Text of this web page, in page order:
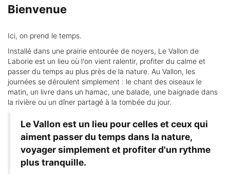
Bienvenue
Ici, on prend le temps.
Installé dans une prairie entourée de noyers, Le Vallon de
Laborie est un lieu où l'on vient ralentir, profiter du calme et
passer du temps au plus près de la nature. Au Vallon, les
journées se déroulent simplement : le chant des oiseaux le
matin, un livre dans un hamac, une balade, une baignade dans
la rivière ou un dîner partagé à la tombée du jour.
Le Vallon est un lieu pour celles et ceux qui
aiment passer du temps dans la nature,
voyager simplement et profiter d'un rythme
plus tranquille.